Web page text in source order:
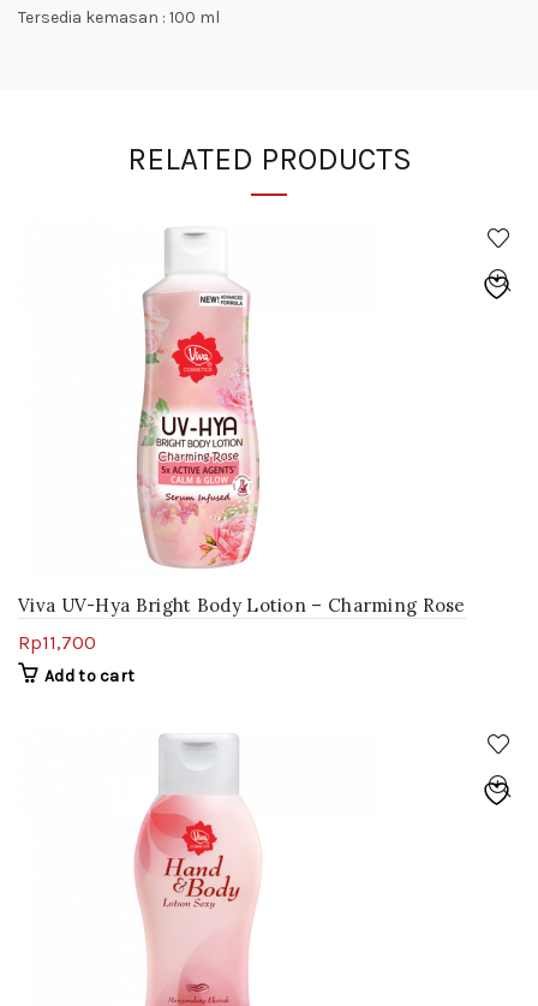
Tersedia kemasan : 100 ml
RELATED PRODUCTS
Viva UV-Hya Bright Body Lotion – Charming Rose
Rp11,700
Add to cart